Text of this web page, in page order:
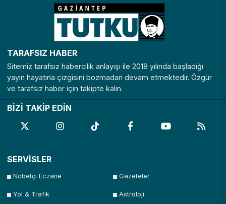
TARAFSIZ HABER
Sitemiz tarafsız habercilik anlayışı ile 2018 yılında başladığı
yayın hayatına çizgisini bozmadan devam etmektedir. Özgür
ve tarafsız haber için takipte kalın.
BİZİ TAKİP EDİN
SERVİSLER
Nöbetçi Eczane Gazeteler
Yol & Trafik Astroloji